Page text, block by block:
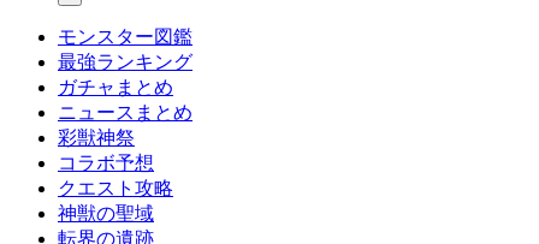
モンスター図鑑
最強ランキング
ガチャまとめ
ニュースまとめ
彩獣神祭
コラボ予想
クエスト攻略
神獣の聖域
転界の遺跡